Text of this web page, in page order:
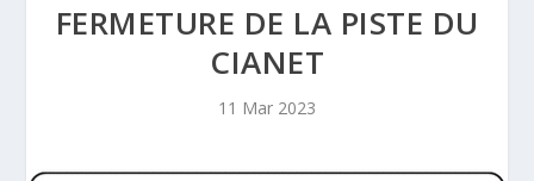
FERMETURE DE LA PISTE DU
CIANET
11 Mar 2023